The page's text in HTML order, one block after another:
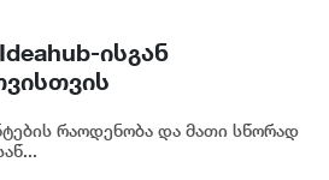
ისგან
რაოდენობა და მათი სწორად